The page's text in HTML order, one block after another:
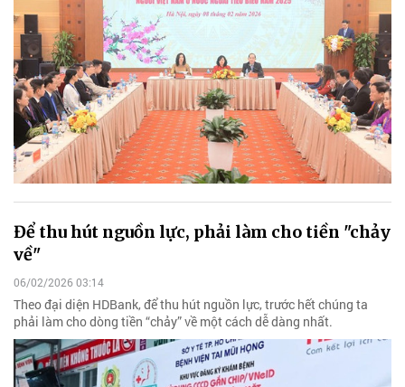
Để thu hút nguồn lực, phải làm cho tiền "chảy
về"
06/02/2026 03:14
Theo đại diện HDBank, để thu hút nguồn lực, trước hết chúng ta
phải làm cho dòng tiền “chảy” về một cách dễ dàng nhất.